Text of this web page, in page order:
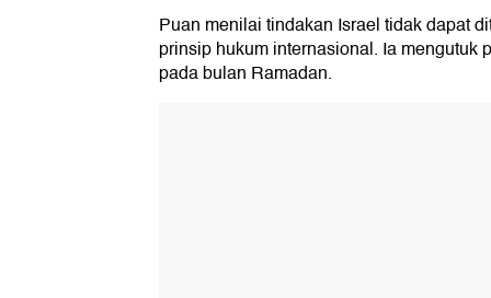
Puan menilai tindakan Israel tidak dapat
prinsip hukum internasional. Ia mengutuk
pada bulan Ramadan.